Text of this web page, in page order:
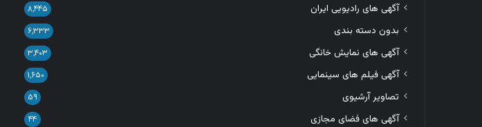
آگهی های رادیویی ایران ۸,۴۴۵
بدون دسته بندی ۶,۳۳۳
آگهی های نمایش خانگی ۳,۴۰۳
آگهی فیلم های سینمایی ۱,۶۵۰
تصاویر آرشیوی ۵۹
آگهی های فضای مجازی ۴۴